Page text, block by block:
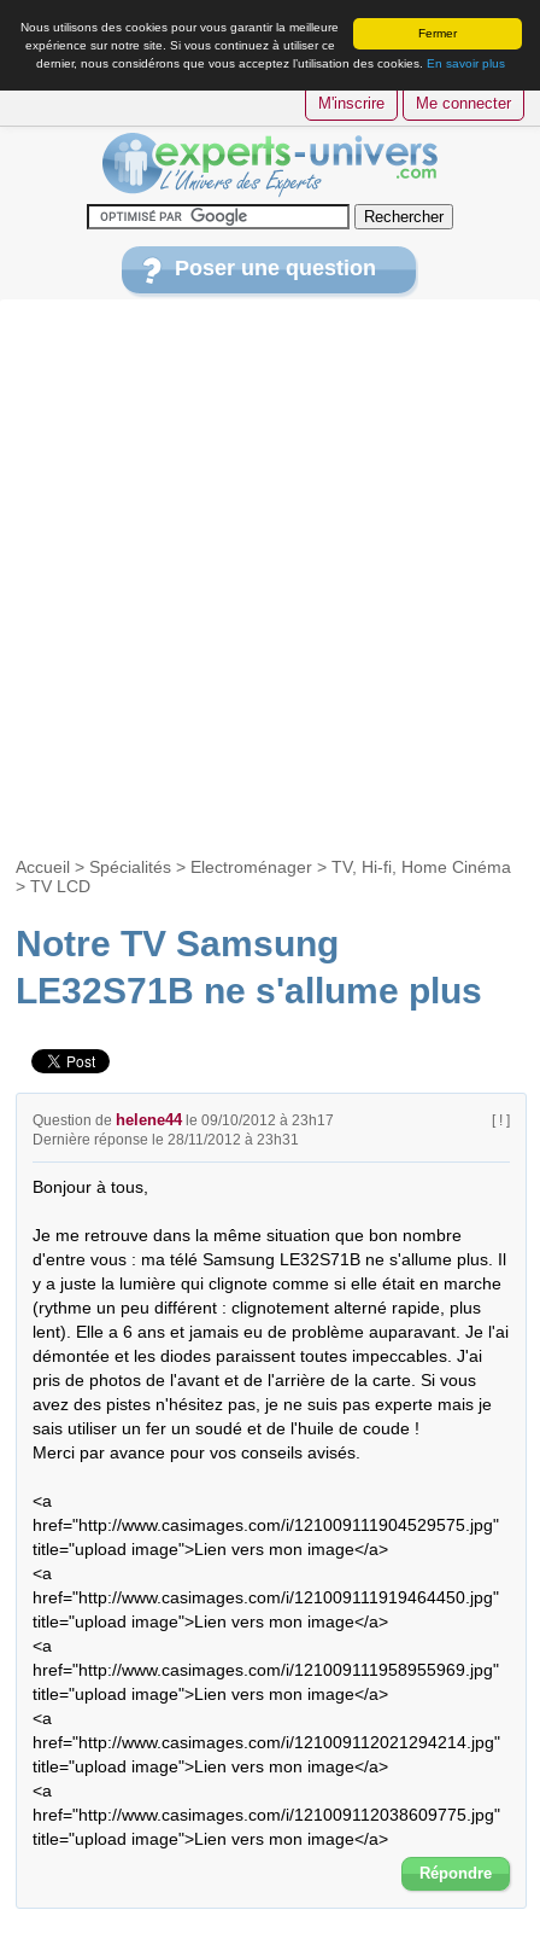
Fermer
Nous utilisons des cookies pour vous garantir la meilleure
expérience sur notre site. Si vous continuez à utiliser ce
dernier, nous considérons que vous acceptez l’utilisation des cookies. En savoir plus
M'inscrire Me connecter
Poser une question
Accueil > Spécialités > Electroménager >TV, Hi-fi, Home Cinéma
>TV LCD
Notre TV Samsung
LE32S71B ne s'allume plus
Question de helene44le 09/10/2012 à 23h17
Dernière réponse le 28/11/2012 à 23h31
[ ! ]
Bonjour à tous,
Je me retrouve dans la même situation que bon nombre
d'entre vous : ma télé Samsung LE32S71B ne s'allume plus. Il
y a juste la lumière qui clignote comme si elle était en marche
(rythme un peu différent : clignotement alterné rapide, plus
lent). Elle a 6 ans et jamais eu de problème auparavant. Je l'ai
démontée et les diodes paraissent toutes impeccables. J'ai
pris de photos de l'avant et de l'arrière de la carte. Si vous
avez des pistes n'hésitez pas, je ne suis pas experte mais je
sais utiliser un fer un soudé et de l'huile de coude !
Merci par avance pour vos conseils avisés.
<a
href="http://www.casimages.com/i/121009111904529575.jpg"
title="upload image">Lien vers mon image</a>
<a
href="http://www.casimages.com/i/121009111919464450.jpg"
title="upload image">Lien vers mon image</a>
<a
href="http://www.casimages.com/i/121009111958955969.jpg"
title="upload image">Lien vers mon image</a>
<a
href="http://www.casimages.com/i/121009112021294214.jpg"
title="upload image">Lien vers mon image</a>
<a
href="http://www.casimages.com/i/121009112038609775.jpg"
title="upload image">Lien vers mon image</a>
Répondre